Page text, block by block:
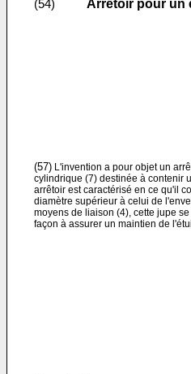
(54) Arrêtoir pour un
(57) L'invention a pour objet un
cylindrique (7) destinée à contenir
arrêtoir est caractérisé en ce qu'il
diamètre supérieur à celui de
moyens de liaison (4), cette jupe
façon à assurer un maintien de